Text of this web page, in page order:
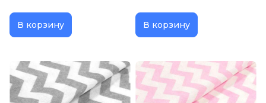
В корзину В корзину